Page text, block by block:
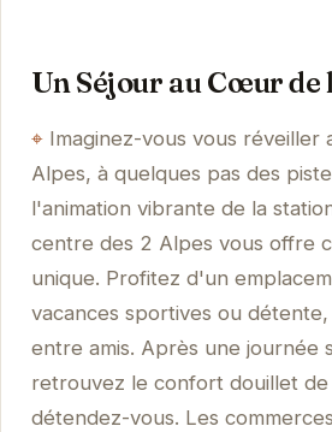
Un Séjour au Cœur de
Imaginez-vous vous
Alpes, à quelques pas des
l'animation vibrante de la
centre des 2 Alpes vous offre
unique. Profitez d'un
vacances sportives ou
entre amis. Après une journée
retrouvez le confort douillet
détendez-vous. Les